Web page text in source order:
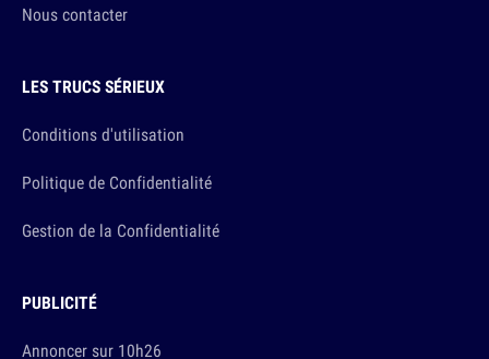
Nous contacter
LES TRUCS SÉRIEUX
Conditions d'utilisation
Politique de Confidentialité
Gestion de la Confidentialité
PUBLICITÉ
Annoncer sur 10h26